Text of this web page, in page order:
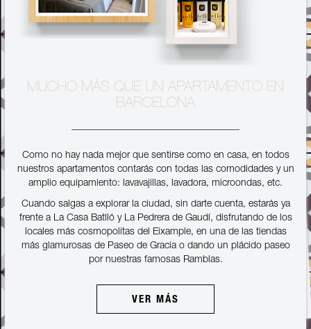
MUCHO MÁS QUE UN APARTAMENTO EN
BARCELONA
Como no hay nada mejor que sentirse como en casa, en todos
nuestros apartamentos contarás con todas las comodidades y un
amplio equipamiento: lavavajillas, lavadora, microondas, etc.
Cuando salgas a explorar la ciudad, sin darte cuenta, estarás ya
frente a La Casa Batlló y La Pedrera de Gaudí, disfrutando de los
locales más cosmopolitas del Eixample, en una de las tiendas
más glamurosas de Paseo de Gracia o dando un plácido paseo
por nuestras famosas Ramblas.
VER MÁS